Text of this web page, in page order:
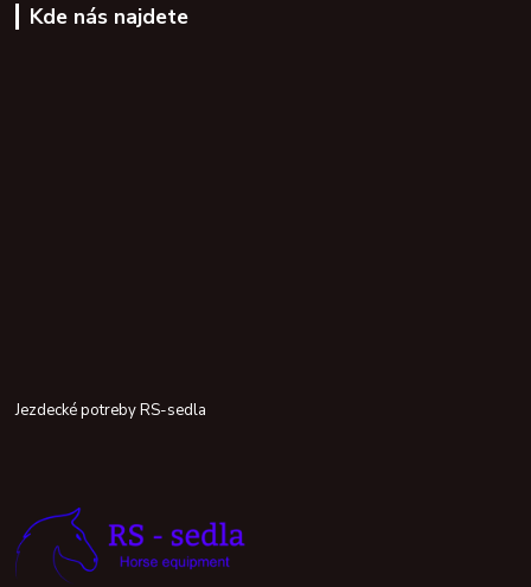
Kde nás najdete
Jezdecké potreby RS-sedla